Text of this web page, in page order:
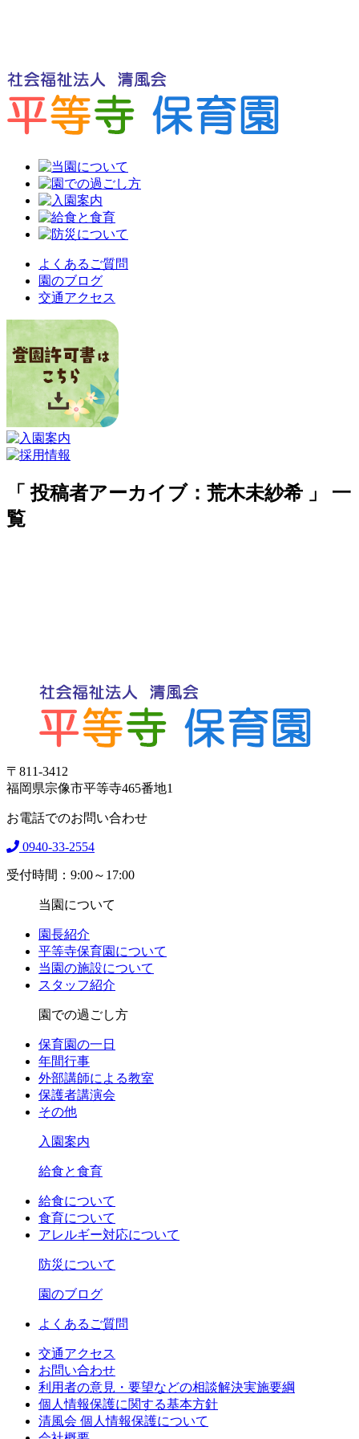
よくあるご質問
園のブログ
交通アクセス
「 投稿者アーカイブ：荒木未紗希 」 一
覧
〒811-3412
福岡県宗像市平等寺465番地1
お電話でのお問い合わせ
0940-33-2554
受付時間：9:00～17:00
当園について
園長紹介
平等寺保育園について
当園の施設について
スタッフ紹介
園での過ごし方
保育園の一日
年間行事
外部講師による教室
保護者講演会
その他
入園案内
給食と食育
給食について
食育について
アレルギー対応について
防災について
園のブログ
よくあるご質問
交通アクセス
お問い合わせ
利用者の意見・要望などの相談解決実施要綱
個人情報保護に関する基本方針
清風会 個人情報保護について